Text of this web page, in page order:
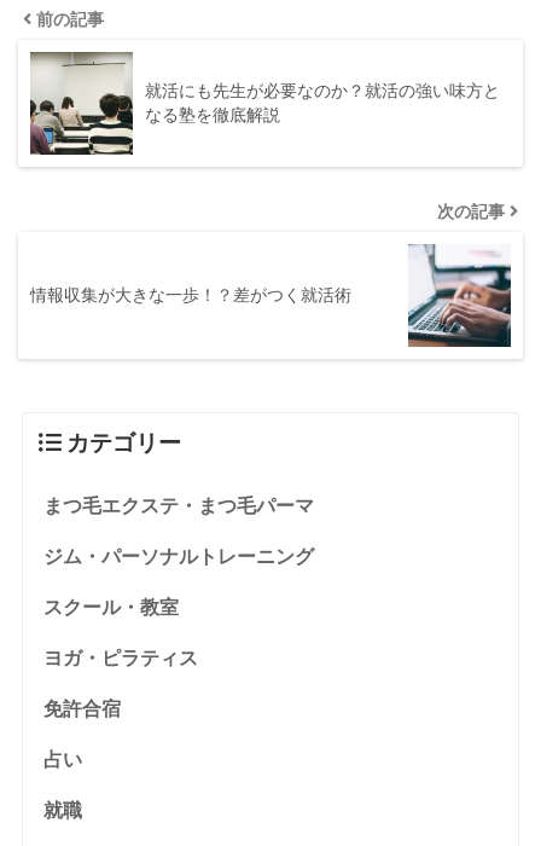
前の記事
就活にも先生が必要なのか？就活の強い味方と
なる塾を徹底解説
次の記事
情報収集が大きな一歩！？差がつく就活術
カテゴリー
まつ毛エクステ・まつ毛パーマ
ジム・パーソナルトレーニング
スクール・教室
ヨガ・ピラティス
免許合宿
占い
就職